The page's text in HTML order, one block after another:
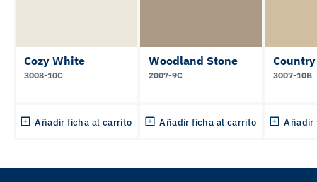
Cozy White
3008-10C
Añadir ficha al carrito
Woodland Stone
2007-9C
Añadir ficha al carrito
3007-10B
Añadir